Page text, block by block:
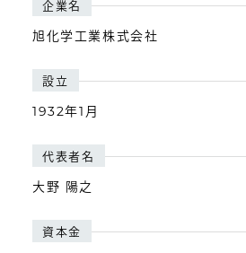
企業名
旭化学工業株式会社
設立
1932年1月
代表者名
大野 陽之
資本金